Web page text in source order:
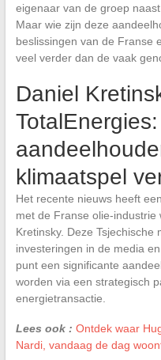
eigenaar van de groep
Maar wie zijn deze
beslissingen van de Franse
veel verder dan de vaak
Daniel
klimaatspel
Het recente nieuws heeft
met de Franse olie-
Kretinsky. Deze Tsjechische
investeringen in de media
punt een significante
worden via een strategisch
energietransactie.
Lees ook : Ontdek waar
Nardi, vandaag de dag